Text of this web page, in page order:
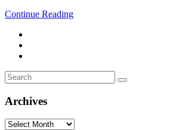
Continue Reading
Search
for:
Search
Archives
Archives